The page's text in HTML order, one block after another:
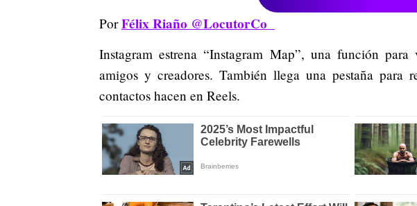
PorFélix Riaño @LocutorCo
Instagram estrena “Instagram Map”, una función
amigos y creadores. También llega una pestaña para
contactos hacen en Reels.